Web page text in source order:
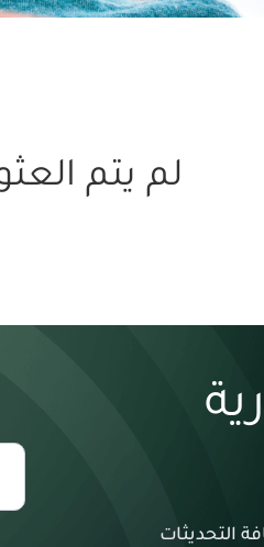
لم يتم
التحديثات